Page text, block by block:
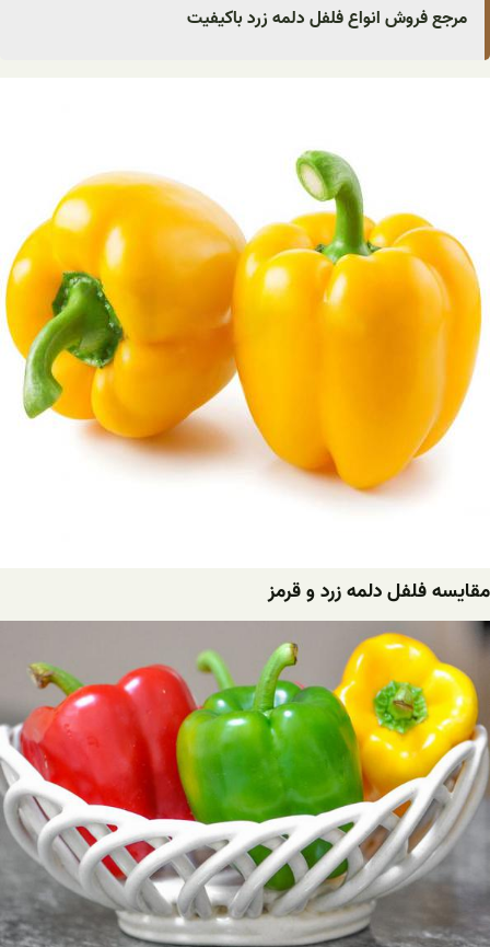
مرجع فروش انواع فلفل دلمه زرد باکیفیت
مقایسه فلفل دلمه زرد و قرمز